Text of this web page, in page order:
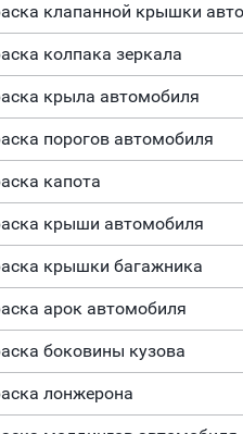
клапанной крышки
колпака зеркала
крыла автомобиля
порогов автомобиля
капота
крыши автомобиля
крышки багажника
арок автомобиля
боковины кузова
лонжерона